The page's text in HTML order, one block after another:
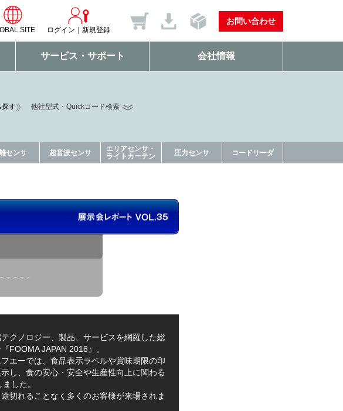
SITE ログイン 新規登録
お問い合わせ
サービス・サポート 会社情報
探す 他社型式・Quickコード検索
センサ 超音波センサ
エリアセンサ・
ライトカーテン
圧力センサ コードリーダ
クノロジー、製品、サービスを網羅した総
FOOMA JAPAN 2018』。
エーでは、食品表示ラベルや賞味期限の印
し、食の安心・安全や生産性向上に関わる
した。
切れることなく多くのお客様が来場されま